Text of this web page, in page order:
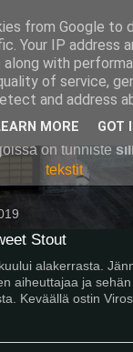
on tunniste
tekstit
Stout
alakerrasta.
aiheuttajaa ja
Keväällä ostin
from Google to
Your IP address
along with
of service,
and address
MORE GOT